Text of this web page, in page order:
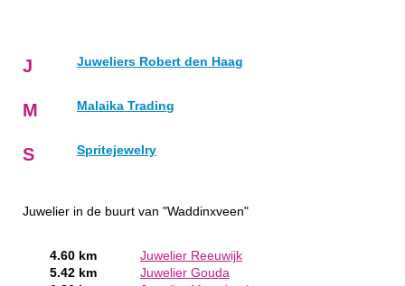
J Juweliers Robert den Haag
M Malaika Trading
S Spritejewelry
Juwelier in de buurt van "Waddinxveen"
4.60 km
Juwelier Reeuwijk
5.42 km
Juwelier Gouda